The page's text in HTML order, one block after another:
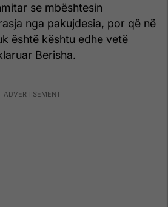
se mbështesin
nga pakujdesia, por që në
është kështu edhe vetë
Berisha.